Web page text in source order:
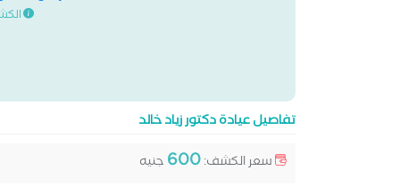
تفاصيل عيادة دكتور زياد خالد
سعر الكشف:600 جنيه